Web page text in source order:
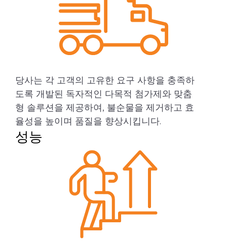
당사는 각 고객의 고유한 요구 사항을 충족하
도록 개발된 독자적인 다목적 첨가제와 맞춤
형 솔루션을 제공하여, 불순물을 제거하고 효
율성을 높이며 품질을 향상시킵니다.
성능